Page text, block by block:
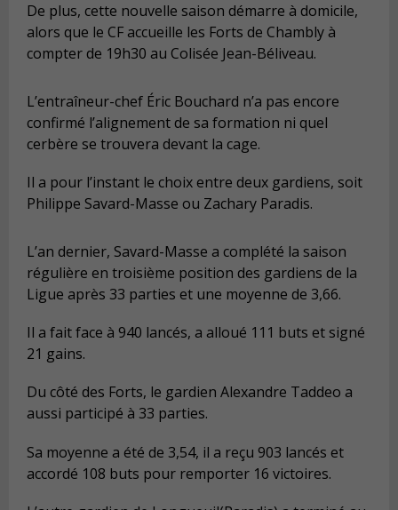
De plus, cette nouvelle saison démarre à domicile,
alors que le CF accueille les Forts de Chambly à
compter de 19h30 au Colisée Jean-Béliveau.
L’entraîneur-chef Éric Bouchard n’a pas encore
confirmé l’alignement de sa formation ni quel
cerbère se trouvera devant la cage.
Il a pour l’instant le choix entre deux gardiens, soit
Philippe Savard-Masse ou Zachary Paradis.
L’an dernier, Savard-Masse a complété la saison
régulière en troisième position des gardiens de la
Ligue après 33 parties et une moyenne de 3,66.
Il a fait face à 940 lancés, a alloué 111 buts et signé
21 gains.
Du côté des Forts, le gardien Alexandre Taddeo a
aussi participé à 33 parties.
Sa moyenne a été de 3,54, il a reçu 903 lancés et
accordé 108 buts pour remporter 16 victoires.